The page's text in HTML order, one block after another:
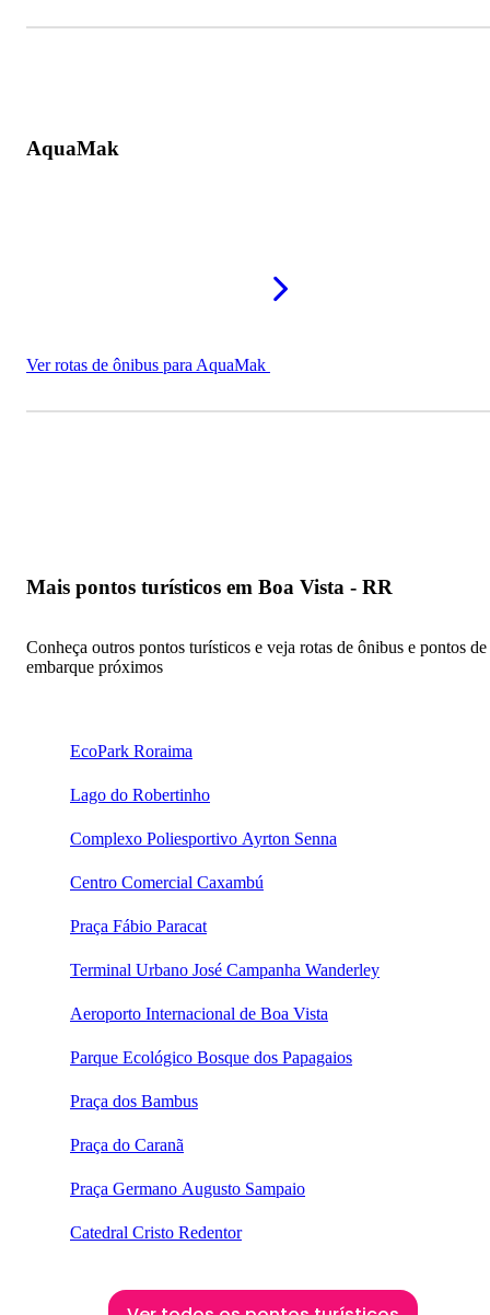
AquaMak
Ver rotas de ônibus para AquaMak
Mais pontos turísticos em Boa Vista - RR
Conheça outros pontos turísticos e veja rotas de ônibus e pontos de
embarque próximos
EcoPark Roraima
Lago do Robertinho
Complexo Poliesportivo Ayrton Senna
Centro Comercial Caxambú
Praça Fábio Paracat
Terminal Urbano José Campanha Wanderley
Aeroporto Internacional de Boa Vista
Parque Ecológico Bosque dos Papagaios
Praça dos Bambus
Praça do Caranã
Praça Germano Augusto Sampaio
Catedral Cristo Redentor